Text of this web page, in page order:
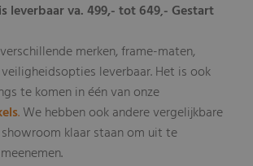
leverbaar va. 499,- tot 649,- Gestart
merken, frame-maten,
leverbaar. Het is ook
te komen in één van onze
.We hebben ook andere vergelijkbare
klaar staan om uit te